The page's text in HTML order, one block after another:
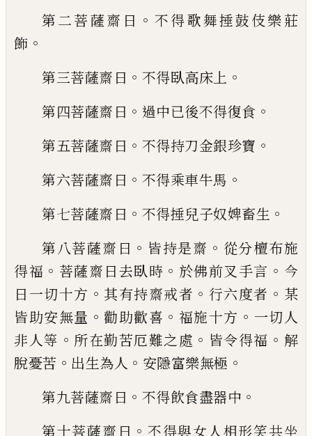
第二菩薩齋日 。不得歌舞捶鼓伎樂莊
飾 。
第三菩薩齋日 。 不得臥高床上 。
第四菩薩齋日 。 過中已後不得復食 。
第五菩薩齋日 。 不得持刀金銀珍寶 。
第六菩薩齋日 。 不得乘車牛馬 。
第七菩薩齋日 。 不得捶兒子奴婢畜生 。
第八菩薩齋日 。 皆持是齋 。 從分檀布施
得福 。 菩薩齋日去臥時 。 於佛前叉手言 。 今
日一切十方 。其有持齋戒者 。 行六度者 。 某
皆助安無量 。勸助歡喜 。 福施十方 。 一切人
非人等 。 所在勤苦厄難之處 。 皆令得福 。 解
脫憂苦 。 出生為人 。 安隱富樂無極 。
第九菩薩齋日 。 不得飲食盡器中 。
第十菩薩齋日 。不得與女人相形笑共坐